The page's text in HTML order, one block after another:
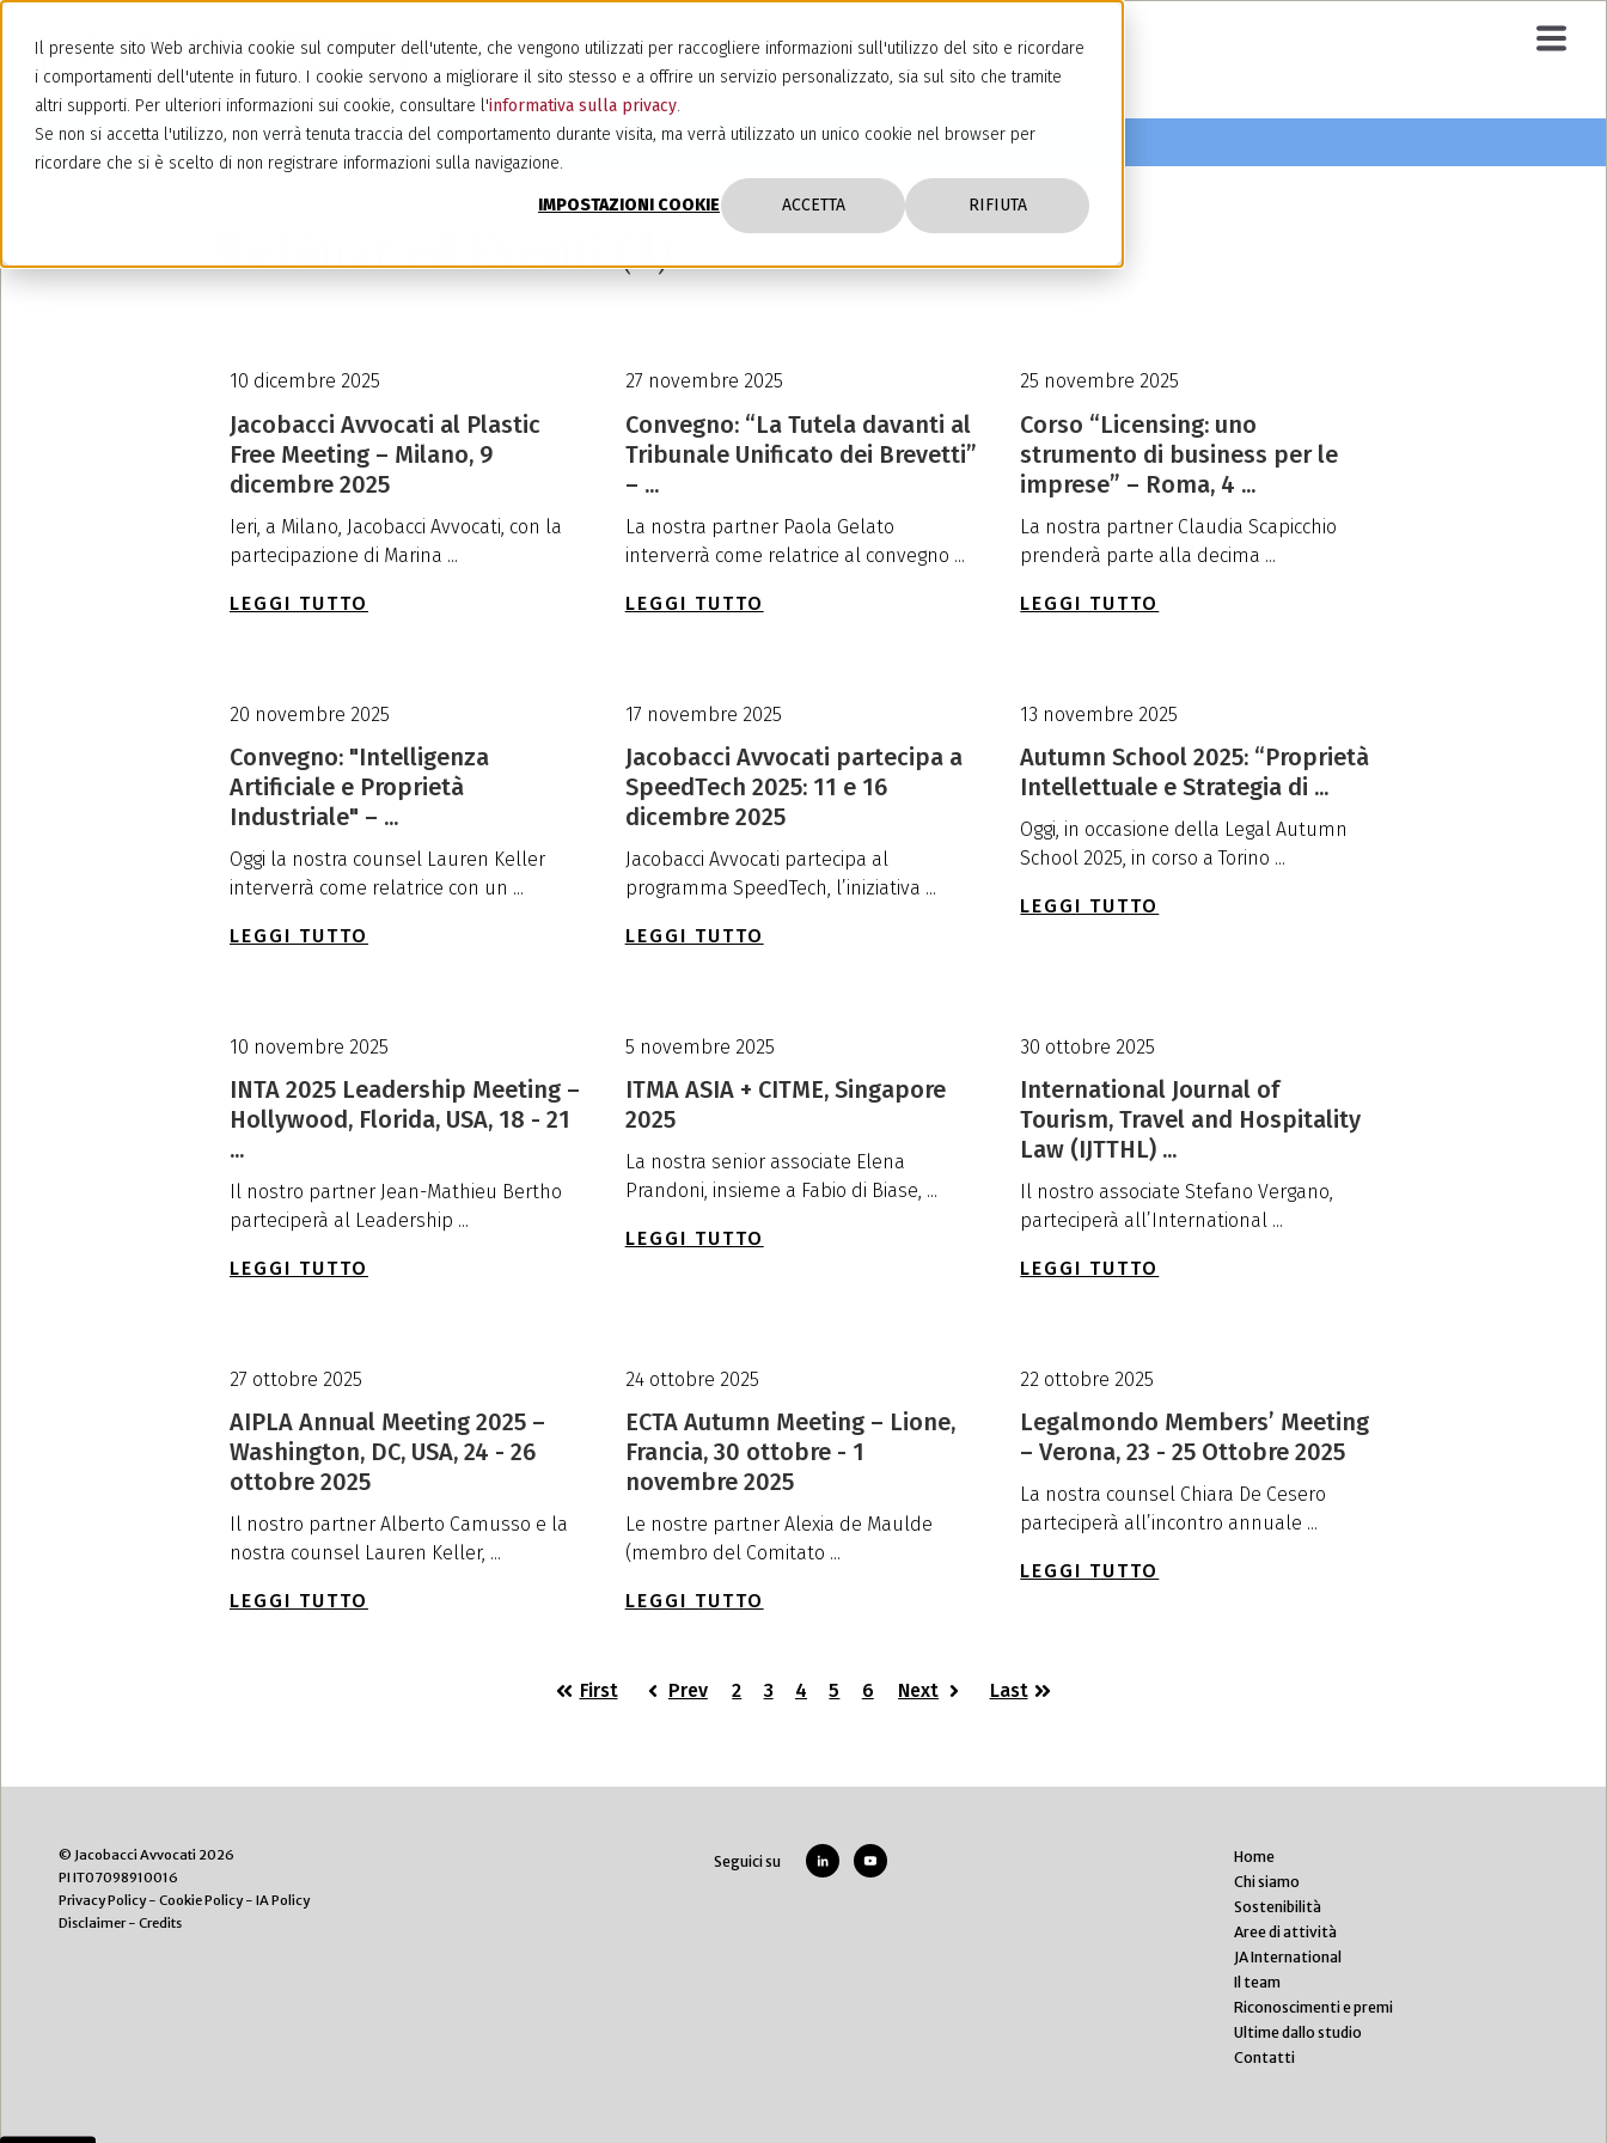
Il presente sito Web archivia cookie sul computer dell'utente, che vengono utilizzati per raccogliere informazioni sull'utilizzo del sito e ricordare
i comportamenti dell'utente in futuro. I cookie servono a migliorare il sito stesso e a offrire un servizio personalizzato, sia sul sito che tramite
altri supporti. Per ulteriori informazioni sui cookie, consultare l'informativa sulla privacy.
Se non si accetta l'utilizzo, non verrà tenuta traccia del comportamento durante visita, ma verrà utilizzato un unico cookie nel browser per
ricordare che si è scelto di non registrare informazioni sulla navigazione.
IMPOSTAZIONI COOKIE ACCETTA RIFIUTA
Webinar ed Eventi (4)
10 dicembre 2025
Jacobacci Avvocati al Plastic
Free Meeting – Milano, 9
dicembre 2025
Ieri, a Milano, Jacobacci Avvocati, con la
partecipazione di Marina ...
LEGGI TUTTO
27 novembre 2025
Convegno: “La Tutela davanti al
Tribunale Unificato dei Brevetti”
– ...
La nostra partner Paola Gelato
interverrà come relatrice al convegno ...
LEGGI TUTTO
25 novembre 2025
Corso “Licensing: uno
strumento di business per le
imprese” – Roma, 4 ...
La nostra partner Claudia Scapicchio
prenderà parte alla decima ...
LEGGI TUTTO
20 novembre 2025
Convegno: "Intelligenza
Artificiale e Proprietà
Industriale" – ...
Oggi la nostra counsel Lauren Keller
interverrà come relatrice con un ...
LEGGI TUTTO
17 novembre 2025
Jacobacci Avvocati partecipa a
SpeedTech 2025: 11 e 16
dicembre 2025
Jacobacci Avvocati partecipa al
programma SpeedTech, l’iniziativa ...
LEGGI TUTTO
13 novembre 2025
Autumn School 2025: “Proprietà
Intellettuale e Strategia di ...
Oggi, in occasione della Legal Autumn
School 2025, in corso a Torino ...
LEGGI TUTTO
10 novembre 2025
INTA 2025 Leadership Meeting –
Hollywood, Florida, USA, 18 - 21
...
Il nostro partner Jean-Mathieu Bertho
parteciperà al Leadership ...
LEGGI TUTTO
5 novembre 2025
ITMA ASIA + CITME, Singapore
2025
La nostra senior associate Elena
Prandoni, insieme a Fabio di Biase, ...
LEGGI TUTTO
30 ottobre 2025
International Journal of
Tourism, Travel and Hospitality
Law (IJTTHL) ...
Il nostro associate Stefano Vergano,
parteciperà all’International ...
LEGGI TUTTO
27 ottobre 2025
AIPLA Annual Meeting 2025 –
Washington, DC, USA, 24 - 26
ottobre 2025
Il nostro partner Alberto Camusso e la
nostra counsel Lauren Keller, ...
LEGGI TUTTO
24 ottobre 2025
ECTA Autumn Meeting – Lione,
Francia, 30 ottobre - 1
novembre 2025
Le nostre partner Alexia de Maulde
(membro del Comitato ...
LEGGI TUTTO
22 ottobre 2025
Legalmondo Members’ Meeting
– Verona, 23 - 25 Ottobre 2025
La nostra counsel Chiara De Cesero
parteciperà all’incontro annuale ...
LEGGI TUTTO
First Prev 2 3 4 5 6 Next Last
© Jacobacci Avvocati 2026
PI IT07098910016
Privacy Policy- Cookie Policy- IA Policy
Disclaimer- Credits
Seguici su
Home
Chi siamo
Sostenibilità
Aree di attività
JA International
Il team
Riconoscimenti e premi
Ultime dallo studio
Contatti